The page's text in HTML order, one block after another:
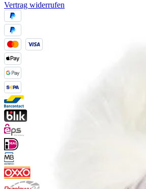
Vertrag widerrufen